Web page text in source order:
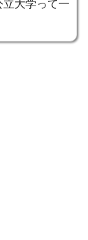
大学って一